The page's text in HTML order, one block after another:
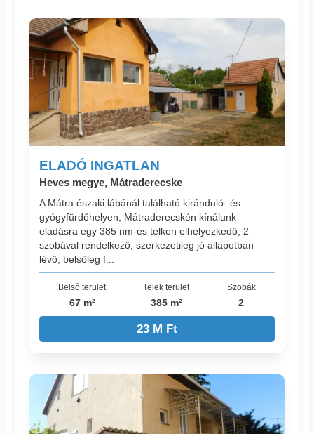
ELADÓ INGATLAN
Heves megye, Mátraderecske
A Mátra északi lábánál található kiránduló- és
gyógyfürdőhelyen, Mátraderecskén kínálunk
eladásra egy 385 nm-es telken elhelyezkedő, 2
szobával rendelkező, szerkezetileg jó állapotban
lévő, belsőleg f...
Belső terület
67 m²
Telek terület
385 m²
Szobák
2
23 M Ft